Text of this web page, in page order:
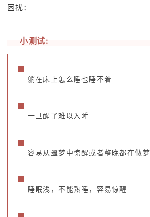
困扰：
小测试:
躺在床上怎么睡也睡不着
一旦醒了难以入睡
容易从噩梦中惊醒或者整晚都在做梦
睡眠浅，不能熟睡，容易惊醒